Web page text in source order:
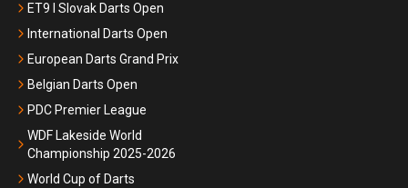
ET9 I Slovak Darts Open
International Darts Open
European Darts Grand Prix
Belgian Darts Open
PDC Premier League
WDF Lakeside World
Championship 2025-2026
World Cup of Darts